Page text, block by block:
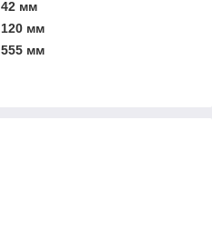
42 мм
120 мм
555 мм